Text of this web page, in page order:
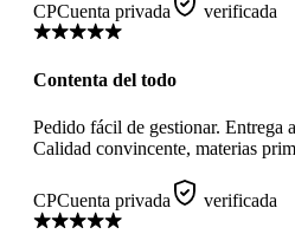
CPCuenta privada verificada
Contenta del todo
Pedido fácil de gestionar. Entrega
Calidad convincente, materias
CPCuenta privada verificada